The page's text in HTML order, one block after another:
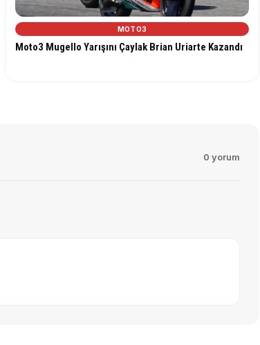
MOTO3
Moto3 Mugello Yarışını Çaylak Brian Uriarte Kazandı
0 yorum